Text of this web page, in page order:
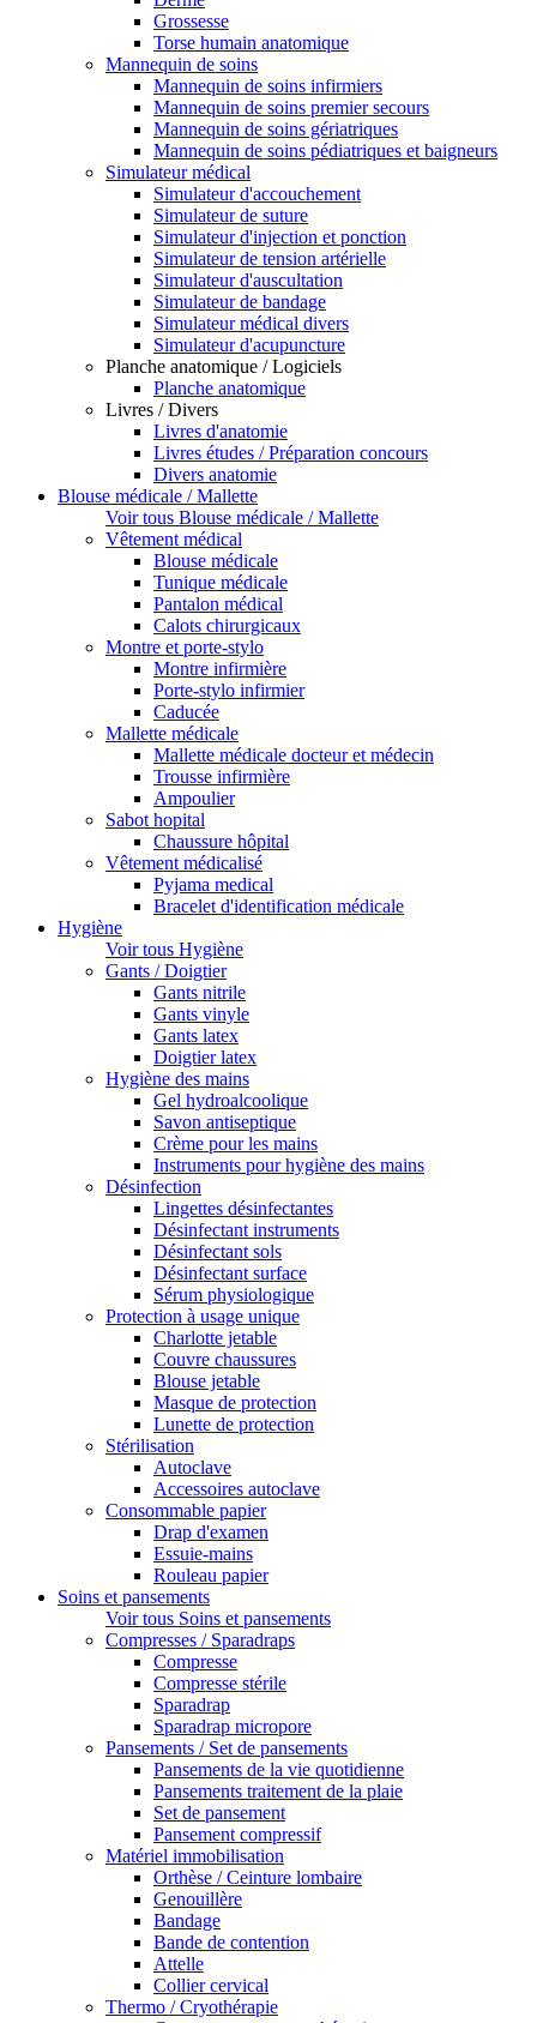
Grossesse
Torse humain anatomique
Mannequin de soins
Mannequin de soins infirmiers
Mannequin de soins premier secours
Mannequin de soins gériatriques
Mannequin de soins pédiatriques et baigneurs
Simulateur médical
Simulateur d'accouchement
Simulateur de suture
Simulateur d'injection et ponction
Simulateur de tension artérielle
Simulateur d'auscultation
Simulateur de bandage
Simulateur médical divers
Simulateur d'acupuncture
Planche anatomique / Logiciels
Planche anatomique
Livres / Divers
Livres d'anatomie
Livres études / Préparation concours
Divers anatomie
Blouse médicale / Mallette
Voir tous Blouse médicale / Mallette
Vêtement médical
Blouse médicale
Tunique médicale
Pantalon médical
Calots chirurgicaux
Montre et porte-stylo
Montre infirmière
Porte-stylo infirmier
Caducée
Mallette médicale
Mallette médicale docteur et médecin
Trousse infirmière
Ampoulier
Sabot hopital
Chaussure hôpital
Vêtement médicalisé
Pyjama medical
Bracelet d'identification médicale
Hygiène
Voir tous Hygiène
Gants / Doigtier
Gants nitrile
Gants vinyle
Gants latex
Doigtier latex
Hygiène des mains
Gel hydroalcoolique
Savon antiseptique
Crème pour les mains
Instruments pour hygiène des mains
Désinfection
Lingettes désinfectantes
Désinfectant instruments
Désinfectant sols
Désinfectant surface
Sérum physiologique
Protection à usage unique
Charlotte jetable
Couvre chaussures
Blouse jetable
Masque de protection
Lunette de protection
Stérilisation
Autoclave
Accessoires autoclave
Consommable papier
Drap d'examen
Essuie-mains
Rouleau papier
Soins et pansements
Voir tous Soins et pansements
Compresses / Sparadraps
Compresse
Compresse stérile
Sparadrap
Sparadrap micropore
Pansements / Set de pansements
Pansements de la vie quotidienne
Pansements traitement de la plaie
Set de pansement
Pansement compressif
Matériel immobilisation
Orthèse / Ceinture lombaire
Genouillère
Bandage
Bande de contention
Attelle
Collier cervical
Thermo / Cryothérapie